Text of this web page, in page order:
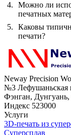
Можно ли
печатных
Каковы
печати?
Neway Precision
№3 Лефушаньская
Фэнган,
Индекс 523000
Услуги
3D-печать из
Суперсплав